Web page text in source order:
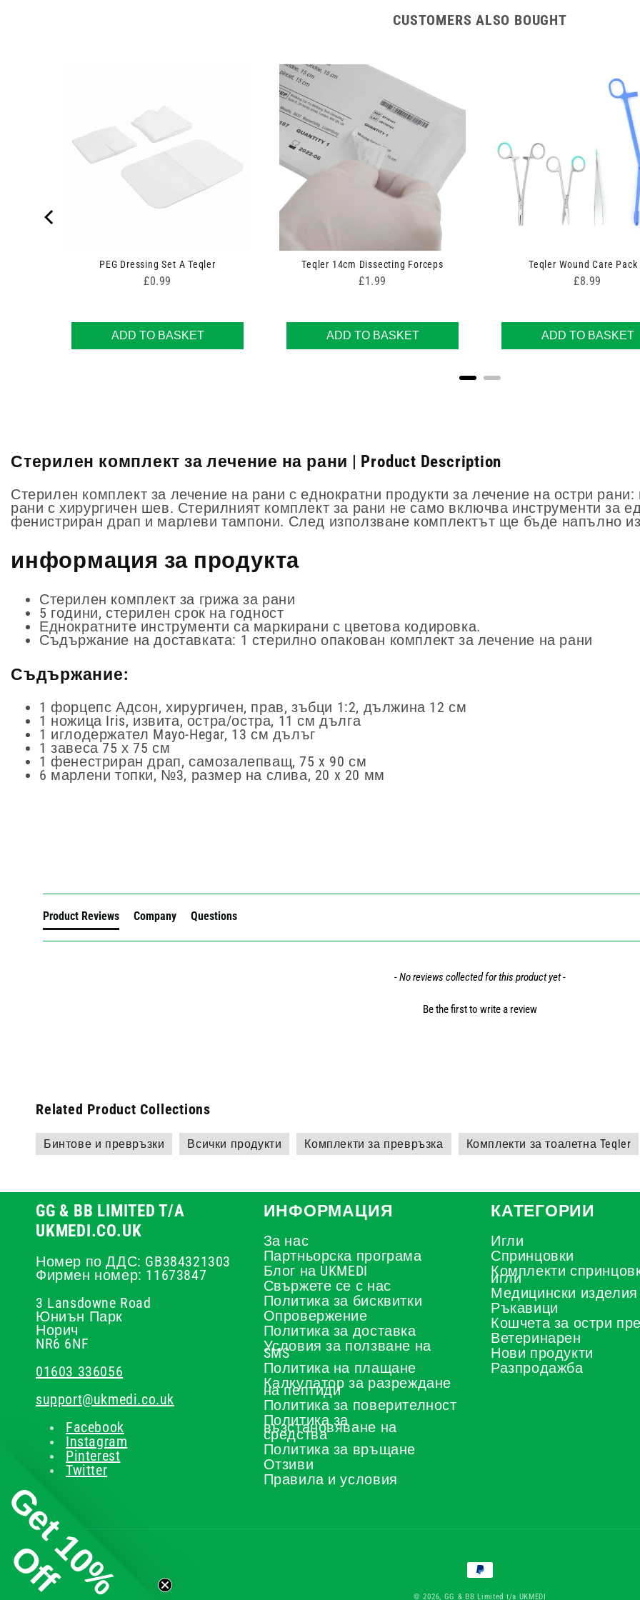
CUSTOMERS ALSO BOUGHT
PEG Dressing Set A Teqler
Price
£0.99
ADD TO BASKET
Teqler 14cm Dissecting Forceps
Price
£1.99
ADD TO BASKET
Teqler Wound Care Pack
Price
£8.99
ADD TO BASKET
Стерилен комплект за лечение на рани | Product Description
Стерилен комплект за лечение на рани с еднократни продукти за лечение на остри
рани с хирургичен шев. Стерилният комплект за рани не само включва инструменти за
фенистриран драп и марлеви тампони. След използване комплектът ще бъде напълно
информация за продукта
Стерилен комплект за грижа за рани
5 години, стерилен срок на годност
Еднократните инструменти са маркирани с цветова кодировка.
Съдържание на доставката: 1 стерилно опакован комплект за лечение на рани
Съдържание:
1 форцепс Адсон, хирургичен, прав, зъбци 1:2, дължина 12 см
1 ножица Iris, извита, остра/остра, 11 см дълга
1 иглодержател Mayo-Hegar, 13 см дълъг
1 завеса 75 х 75 см
1 фенестриран драп, самозалепващ, 75 x 90 см
6 марлени топки, №3, размер на слива, 20 x 20 мм
Product Reviews Company Questions
- No reviews collected for this product yet -
Be the first to write a review
Related Product Collections
Бинтове и превръзки Всички продукти Комплекти за превръзка Комплекти за тоалетна Teqler
GG & BB LIMITED T/A
UKMEDI.CO.UK
Номер по ДДС: GB384321303
Фирмен номер: 11673847
3 Lansdowne Road
Юниън Парк
Норич
NR6 6NF
01603 336056
support@ukmedi.co.uk
Facebook
Instagram
Pinterest
Twitter
ИНФОРМАЦИЯ
За нас
Партньорска програма
Блог на UKMEDI
Свържете се с нас
Политика за бисквитки
Опровержение
Политика за доставка
Условия за ползване на
SMS
Политика на плащане
Калкулатор за разреждане
на пептиди
Политика за поверителност
Политика за
възстановяване на
средства
Политика за връщане
Отзиви
Правила и условия
КАТЕГОРИИ
Игли
Спринцовки
Комплекти
игли
Медицински изделия
Ръкавици
Кошчета за остри
Ветеринарен
Нови продукти
Разпродажба
Начини
за
плащане
© 2026, GG & BB Limited t/a UKMEDI
Get 10%
Off